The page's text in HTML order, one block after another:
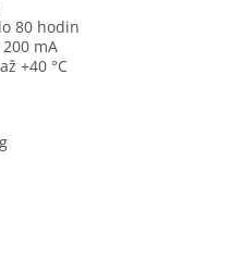
80 hodin
mA
+40 °C